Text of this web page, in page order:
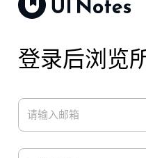
登录后浏览